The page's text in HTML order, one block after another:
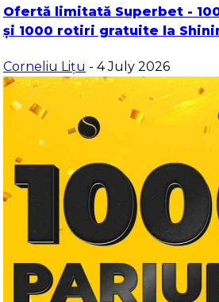
Ofertă limitată Superbet -
și 1000 rotiri gratuite la
Corneliu Lițu - 4 July 2026